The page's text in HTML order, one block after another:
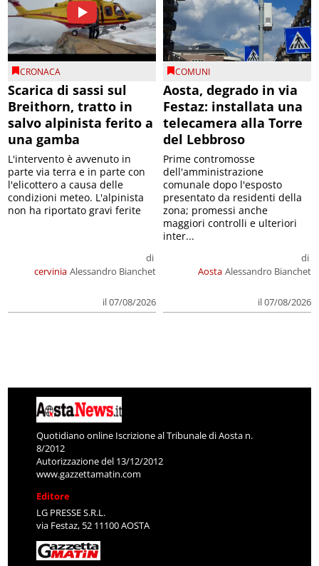
CRONACA
Scarica di sassi sul
Breithorn, tratto in
salvo alpinista ferito a
una gamba
cervinia
di
Alessandro Bianchet
il 07/08/2026
L'intervento è avvenuto in
parte via terra e in parte con
l'elicottero a causa delle
condizioni meteo. L'alpinista
non ha riportato gravi ferite
COMUNI
Aosta, degrado in via
Festaz: installata una
telecamera alla Torre
del Lebbroso
Aosta
di
Alessandro Bianchet
il 07/08/2026
Prime contromosse
dell'amministrazione
comunale dopo l'esposto
presentato da residenti della
zona; promessi anche
maggiori controlli e ulteriori
inter...
Quotidiano online Iscrizione al Tribunale di Aosta n.
8/2012
Autorizzazione del 13/12/2012
www.gazzettamatin.com
Editore
LG PRESSE S.R.L.
via Festaz, 52 11100 AOSTA